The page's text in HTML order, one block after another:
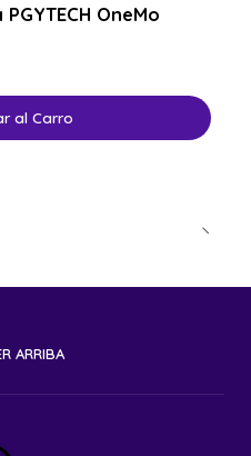
OneMo
al Carro
ARRIBA